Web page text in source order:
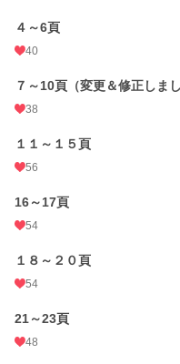
４～6頁
40
７～10頁（変更＆修正しまし
38
１１～１５頁
56
16～17頁
54
１８～２０頁
54
21～23頁
48